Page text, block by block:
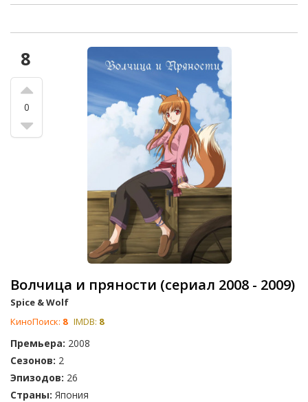
8
0
Волчица и пряности (сериал 2008 - 2009)
Spice & Wolf
КиноПоиск: 8 IMDB: 8
Премьера: 2008
Сезонов: 2
Эпизодов: 26
Страны: Япония